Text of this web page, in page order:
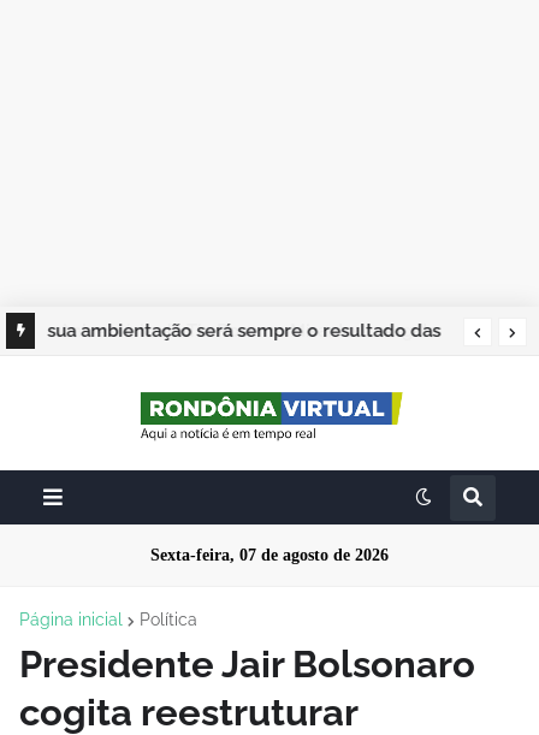
sua ambientação será sempre o resultado das
Sexta-feira, 07 de agosto de 2026
Página inicial Política
Presidente Jair Bolsonaro
cogita reestruturar